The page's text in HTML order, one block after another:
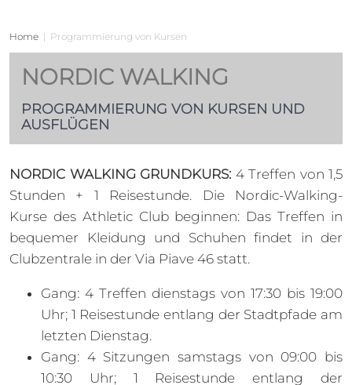
Home | Programmierung von Kursen
NORDIC WALKING
PROGRAMMIERUNG VON KURSEN UND
AUSFLÜGEN
NORDIC WALKING GRUNDKURS: 4 Treffen von 1,5
Stunden + 1 Reisestunde. Die Nordic-Walking-
Kurse des Athletic Club beginnen: Das Treffen in
bequemer Kleidung und Schuhen findet in der
Clubzentrale in der Via Piave 46 statt.
Gang: 4 Treffen dienstags von 17:30 bis 19:00
Uhr; 1 Reisestunde entlang der Stadtpfade am
letzten Dienstag.
Gang: 4 Sitzungen samstags von 09:00 bis
10:30 Uhr; 1 Reisestunde entlang der